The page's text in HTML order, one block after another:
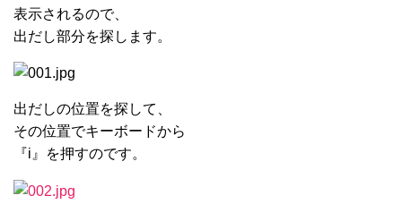
表示されるので、
出だし部分を探します。
出だしの位置を探して、
その位置でキーボードから
『i』を押すのです。